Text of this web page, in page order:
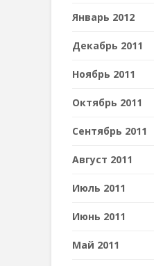
Январь 2012
Декабрь 2011
Ноябрь 2011
Октябрь 2011
Сентябрь 2011
Август 2011
Июль 2011
Июнь 2011
Май 2011